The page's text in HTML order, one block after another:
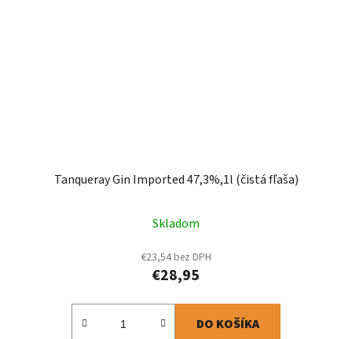
Tanqueray Gin Imported 47,3%,1l (čistá fľaša)
Skladom
€23,54 bez DPH
€28,95
DO KOŠÍKA